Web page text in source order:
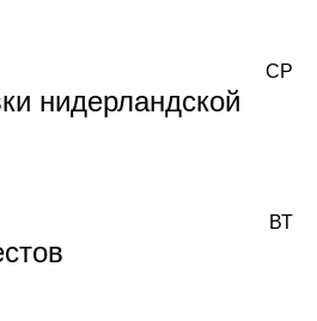
нидерландской
СР
ВТ